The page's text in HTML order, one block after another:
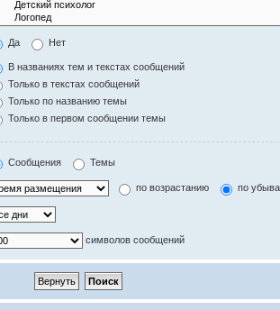
Да Нет
В названиях тем и текстах сообщений
Только в текстах сообщений
Только по названию темы
Только в первом сообщении темы
Сообщения Темы
по возрастанию по
символов сообщений